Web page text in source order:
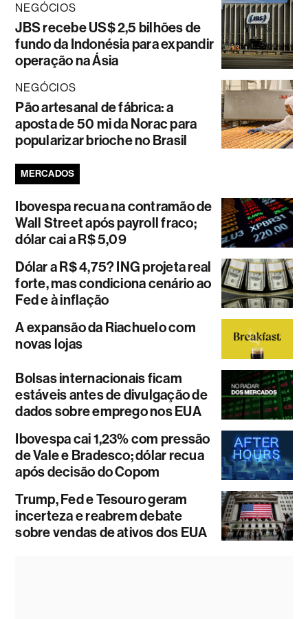
NEGÓCIOS
JBS recebe US$ 2,5 bilhões de
fundo da Indonésia para expandir
operação na Ásia
NEGÓCIOS
Pão artesanal de fábrica: a
aposta de 50 mi da Norac para
popularizar brioche no Brasil
MERCADOS
Ibovespa recua na contramão de
Wall Street após payroll fraco;
dólar cai a R$ 5,09
Dólar a R$ 4,75? ING projeta real
forte, mas condiciona cenário ao
Fed e à inflação
A expansão da Riachuelo com
novas lojas
Bolsas internacionais ficam
estáveis antes de divulgação de
dados sobre emprego nos EUA
Ibovespa cai 1,23% com pressão
de Vale e Bradesco; dólar recua
após decisão do Copom
Trump, Fed e Tesouro geram
incerteza e reabrem debate
sobre vendas de ativos dos EUA